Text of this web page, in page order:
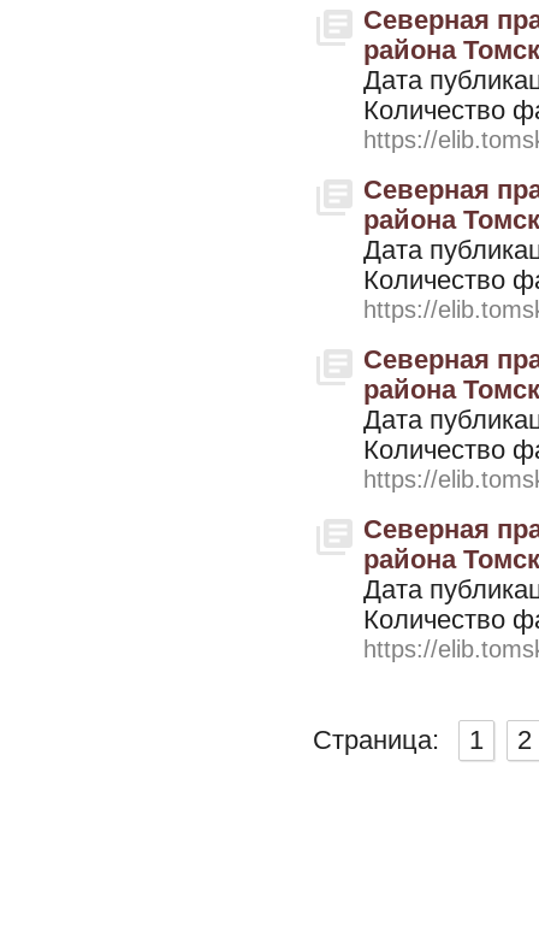
Северная
района
Дата
Количество
https://
Северная
района
Дата
Количество
https://
Северная
района
Дата
Количество
https://
Северная
района
Дата
Количество
https://
Страница: 1 2